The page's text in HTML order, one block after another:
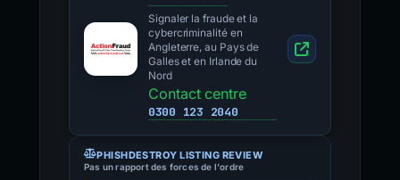
Signaler la fraude et la
cybercriminalité en
Angleterre, au Pays de
Galles et en Irlande du
Nord
Contact centre
0300 123 2040
PHISHDESTROY LISTING REVIEW
Pas un rapport des forces de l'ordre